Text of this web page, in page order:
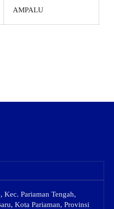
AMPALU
Kec. Pariaman Tengah,
Kota Pariaman, Provinsi